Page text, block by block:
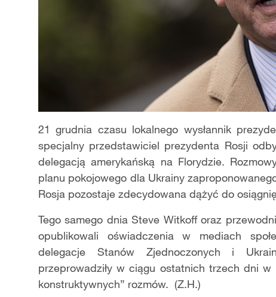
21 grudnia czasu lokalnego wysłannik
specjalny przedstawiciel prezydenta Rosji
delegacją amerykańską na Florydzie.
planu pokojowego dla Ukrainy
Rosja pozostaje zdecydowana dążyć do
Tego samego dnia Steve Witkoff oraz
opublikowali oświadczenia w mediach
delegacje Stanów Zjednoczonych i
przeprowadziły w ciągu ostatnich trzech dni
konstruktywnych” rozmów. (Z.H.)